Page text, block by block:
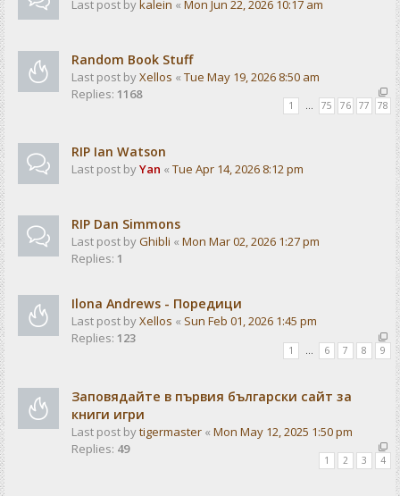
Last post by kalein « Mon Jun 22, 2026 10:17 am
Random Book Stuff
Last post byXellos « Tue May 19, 2026 8:50 am
Replies: 1168
1 … 75 76 77 78
RIP Ian Watson
Last post byYan « Tue Apr 14, 2026 8:12 pm
RIP Dan Simmons
Last post byGhibli « Mon Mar 02, 2026 1:27 pm
Replies: 1
Ilona Andrews - Поредици
Last post byXellos « Sun Feb 01, 2026 1:45 pm
Replies: 123
1 6 7 8 9
Заповядайте в първия български сайт за
книги игри
Last post bytigermaster « Mon May 12, 2025 1:50 pm
Replies: 49
1 2 3 4